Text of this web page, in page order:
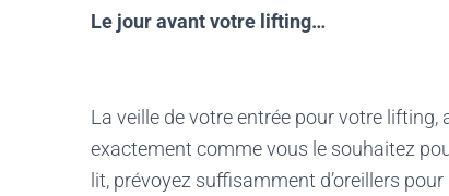
Le jour avant votre lifting…
La veille de votre entrée pour votre
exactement comme vous le souhaitez
lit, prévoyez suffisamment d’oreillers